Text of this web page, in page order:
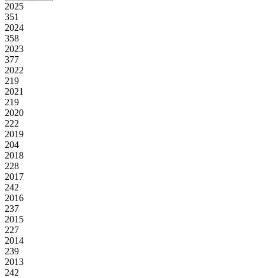
2025
351
2024
358
2023
377
2022
219
2021
219
2020
222
2019
204
2018
228
2017
242
2016
237
2015
227
2014
239
2013
242